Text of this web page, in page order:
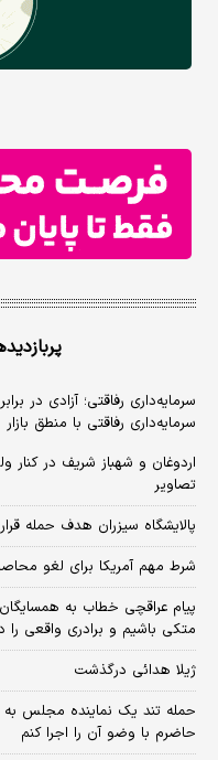
سرمایه‌داری رفاقتی؛ آزادی در
سرمایه‌داری رفاقتی با منطق بازار
اردوغان و شهباز شریف در کنار
تصاویر
پالایشگاه سیزران هدف حمله
شرط مهم آمریکا برای لغو
پیام عراقچی خطاب به
متکی باشیم و برادری واقعی را
ژیلا هدائی درگذشت
حمله تند یک نماینده مجلس
حاضرم با وضو آن را اجرا کنم